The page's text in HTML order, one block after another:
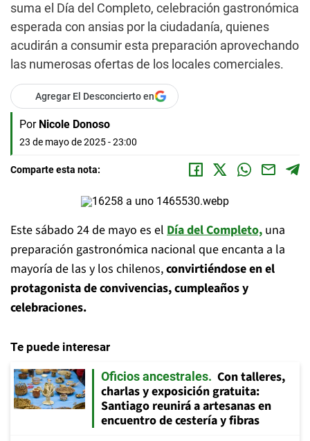
suma el Día del Completo, celebración gastronómica
esperada con ansias por la ciudadanía, quienes
acudirán a consumir esta preparación aprovechando
las numerosas ofertas de los locales comerciales.
Agregar El Desconcierto en
Por Nicole Donoso
23 de mayo de 2025 - 23:00
Comparte esta nota:
Este sábado 24 de mayo es el Día del Completo, una
preparación gastronómica nacional que encanta a la
mayoría de las y los chilenos,convirtiéndose en el
protagonista de convivencias, cumpleaños y
celebraciones.
Te puede interesar
Oficios ancestrales
Con talleres,
charlas y exposición gratuita:
Santiago reunirá a artesanas en
encuentro de cestería y fibras